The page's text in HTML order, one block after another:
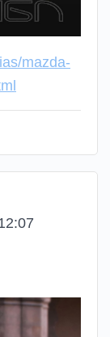
mazda-